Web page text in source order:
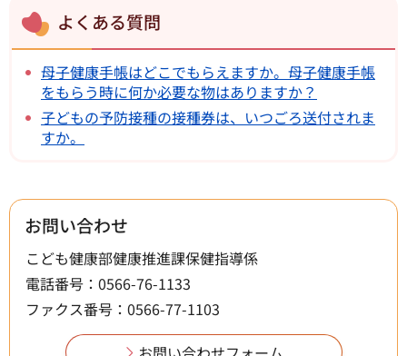
よくある質問
母子健康手帳はどこでもらえますか。母子健康手帳
をもらう時に何か必要な物はありますか？
子どもの予防接種の接種券は、いつごろ送付されま
すか。
お問い合わせ
こども健康部健康推進課保健指導係
電話番号：0566-76-1133
ファクス番号：0566-77-1103